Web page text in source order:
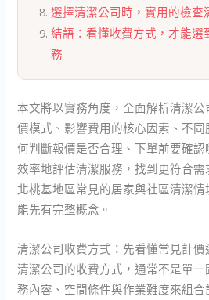
選擇清潔公司時，實用的檢查
結語：看懂收費方式，才能選
務
本文將以實務角度，全面解析清潔
價模式、影響費用的核心因素、不
何判斷報價是否合理、下單前要確
效率地評估清潔服務，找到更符合
北桃基地區常見的居家與社區清潔
能先有完整概念。
清潔公司收費方式：先看懂常見計價
清潔公司的收費方式，通常不是單
務內容、空間條件與作業難度來組